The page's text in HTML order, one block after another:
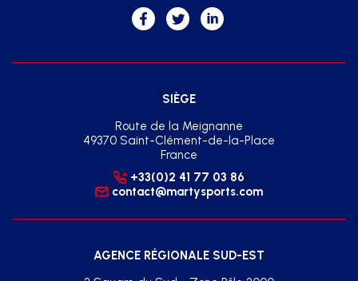
SIÈGE
Route de la Meignanne
49370 Saint-Clément-de-la-Place
France
+33(0)2 41 77 03 86
contact@martysports.com
AGENCE RÉGIONALE SUD-EST